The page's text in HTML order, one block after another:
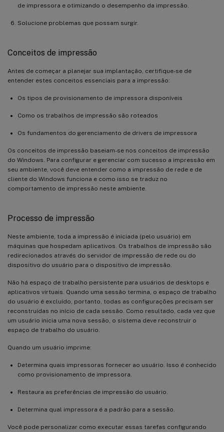
de impressora e otimizando o desempenho da impressão.
Solucione problemas que possam surgir.
Conceitos de impressão
Antes de começar a planejar sua implantação, certifique-se de
entender estes conceitos essenciais para a impressão:
Os tipos de provisionamento de impressora disponíveis
Como os trabalhos de impressão são roteados
Os fundamentos do gerenciamento de drivers de impressora
Os conceitos de impressão baseiam-se nos conceitos de impressão
do Windows. Para configurar e gerenciar com sucesso a impressão em
seu ambiente, você deve entender como a impressão de rede e de
cliente do Windows funciona e como isso se traduz no
comportamento de impressão neste ambiente.
Processo de impressão
Neste ambiente, toda a impressão é iniciada (pelo usuário) em
máquinas que hospedam aplicativos. Os trabalhos de impressão são
redirecionados através do servidor de impressão de rede ou do
dispositivo do usuário para o dispositivo de impressão.
Não há espaço de trabalho persistente para usuários de desktops e
aplicativos virtuais. Quando uma sessão termina, o espaço de trabalho
do usuário é excluído, portanto, todas as configurações precisam ser
reconstruídas no início de cada sessão. Como resultado, cada vez que
um usuário inicia uma nova sessão, o sistema deve reconstruir o
espaço de trabalho do usuário.
Quando um usuário imprime:
Determina quais impressoras fornecer ao usuário. Isso é conhecido
como provisionamento de impressora.
Restaura as preferências de impressão do usuário.
Determina qual impressora é a padrão para a sessão.
Você pode personalizar como executar essas tarefas configurando